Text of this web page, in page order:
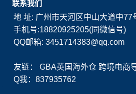
联系我们
地 址: 广州市天河区中山大道中77
手机号:18820925205(同微信号)
QQ邮箱: 3451714383@qq.com
友链：GBA英国海外仓 跨境电商
Q我：837935762